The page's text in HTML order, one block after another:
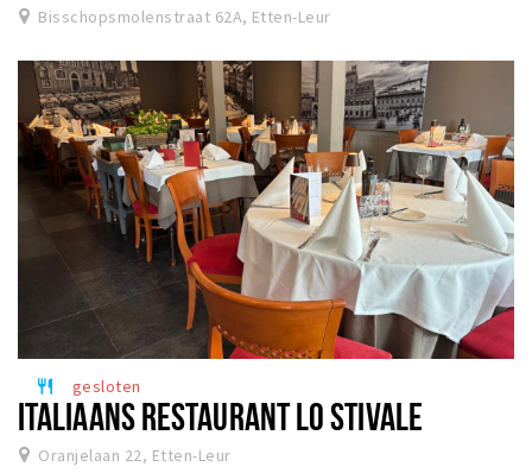
Bisschopsmolenstraat 62A, Etten-Leur
restaurant gesloten
ITALIAANS RESTAURANT LO STIVALE
Oranjelaan 22, Etten-Leur